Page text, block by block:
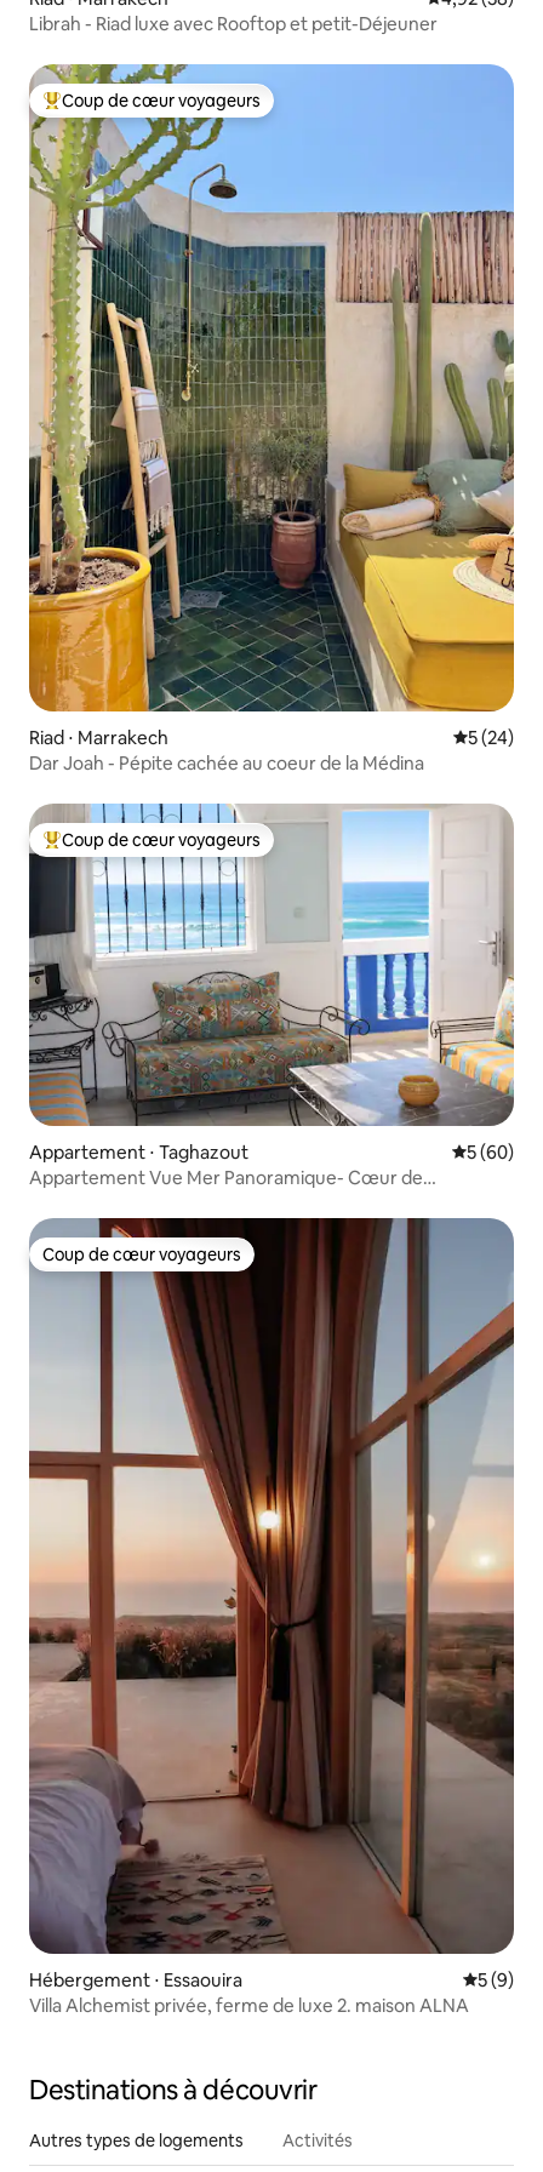
Librah - Riad luxe avec Rooftop et petit-Déjeuner
Coups de cœur voyageurs les plus appréciés
Coup de cœur voyageurs
Riad ⋅ Marrakech
5 (24)
Dar Joah - Pépite cachée au coeur de la Médina
Coups de cœur voyageurs les plus appréciés
Coup de cœur voyageurs
Appartement ⋅ Taghazout
5 (60)
Appartement Vue Mer Panoramique- Cœur de
Coup de cœur voyageurs
Coup de cœur voyageurs
Hébergement ⋅ Essaouira
5 (9)
Villa Alchemist privée, ferme de luxe 2. maison ALNA
Destinations à découvrir
Autres types de logements Activités